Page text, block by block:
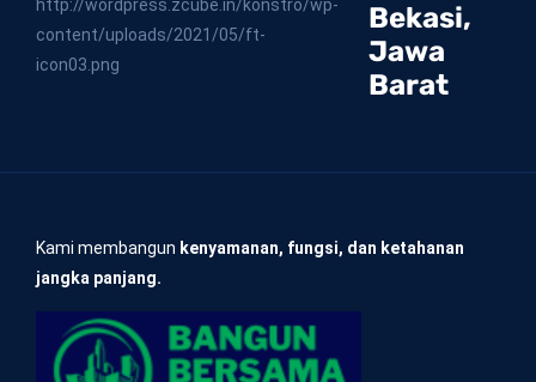
Bekasi,
Jawa
Barat
Kami membangun kenyamanan, fungsi, dan ketahanan
jangka panjang.